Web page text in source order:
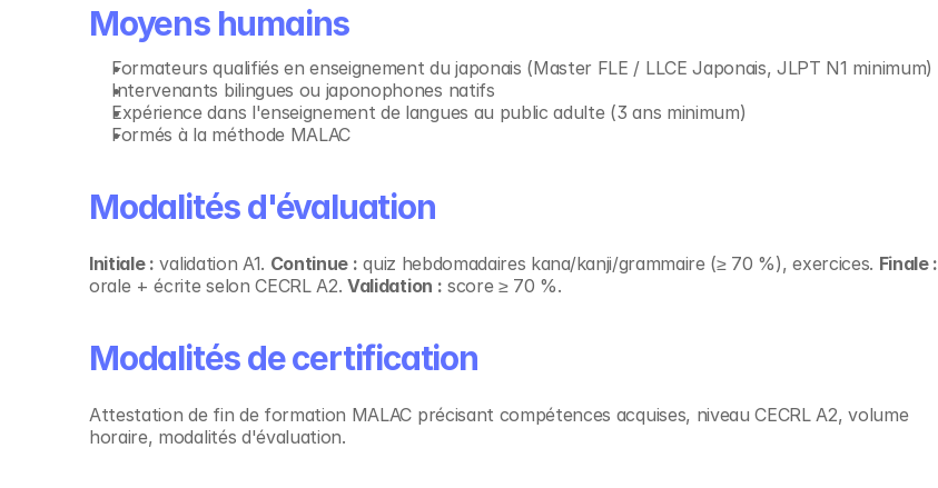
Moyens humains
Formateurs qualifiés en enseignement du japonais (Master FLE / LLCE Japonais, JLPT N1 minimum)
Intervenants bilingues ou japonophones natifs
Expérience dans l'enseignement de langues au public adulte (3 ans minimum)
Formés à la méthode MALAC
Modalités d'évaluation
Initiale : validation A1. Continue : quiz hebdomadaires kana/kanji/grammaire (≥ 70 %), exercices. Finale :
orale + écrite selon CECRL A2. Validation : score ≥ 70 %.
Modalités de certification
Attestation de fin de formation MALAC précisant compétences acquises, niveau CECRL A2, volume
horaire, modalités d'évaluation.